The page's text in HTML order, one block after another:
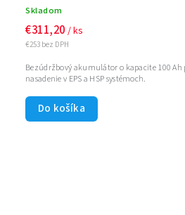
Skladom
€253 bez DPH
€311,20 / ks
Do košíka
Bezúdržbový akumulátor o kapacite 100 Ah
nasadenie v EPS a HSP systémoch.